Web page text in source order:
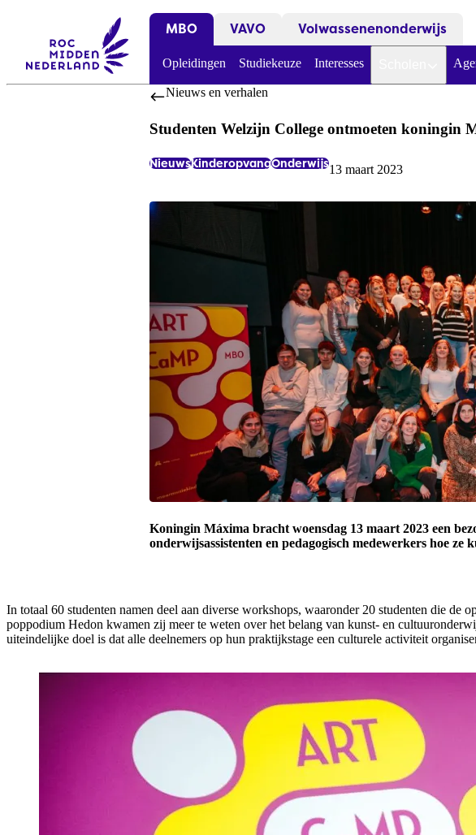
MBO VAVO Volwassenenonderwijs
Opleidingen Studiekeuze Interesses
Nieuws en verhalen
Studenten Welzijn College ontmoeten koningin
NieuwsKinderopvangOnderwijs13 maart 2023
Koningin Máxima bracht woensdag 13 maart 2023 een
onderwijsassistenten en pedagogisch medewerkers hoe
In totaal 60 studenten namen deel aan diverse workshops, waaronder 20 studenten die
poppodium Hedon kwamen zij meer te weten over het belang van kunst- en
uiteindelijke doel is dat alle deelnemers op hun praktijkstage een culturele activiteit